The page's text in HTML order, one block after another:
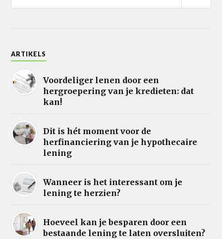
ARTIKELS
Voordeliger lenen door een
hergroepering van je kredieten: dat
kan!
Dit is hét moment voor de
herfinanciering van je hypothecaire
lening
Wanneer is het interessant om je
lening te herzien?
Hoeveel kan je besparen door een
bestaande lening te laten oversluiten?